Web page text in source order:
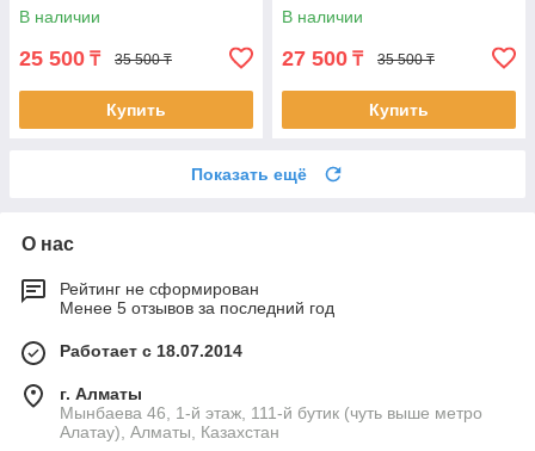
В наличии
25 500 ₸ 35 500 ₸
Купить
В наличии
27 500 ₸ 35 500 ₸
Купить
Показать ещё
О нас
Рейтинг не сформирован
Менее 5 отзывов за последний год
Работает с 18.07.2014
г. Алматы
Мынбаева 46, 1-й этаж, 111-й бутик (чуть выше метро
Алатау), Алматы, Казахстан